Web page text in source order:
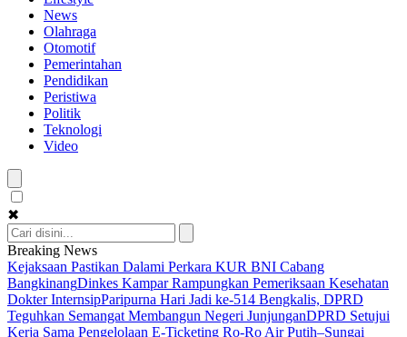
News
Olahraga
Otomotif
Pemerintahan
Pendidikan
Peristiwa
Politik
Teknologi
Video
✖
Breaking News
Kejaksaan Pastikan Dalami Perkara KUR BNI Cabang
BangkinangDinkes Kampar Rampungkan Pemeriksaan Kesehatan
Dokter InternsipParipurna Hari Jadi ke-514 Bengkalis, DPRD
Teguhkan Semangat Membangun Negeri JunjunganDPRD Setujui
Kerja Sama Pengelolaan E-Ticketing Ro-Ro Air Putih–Sungai